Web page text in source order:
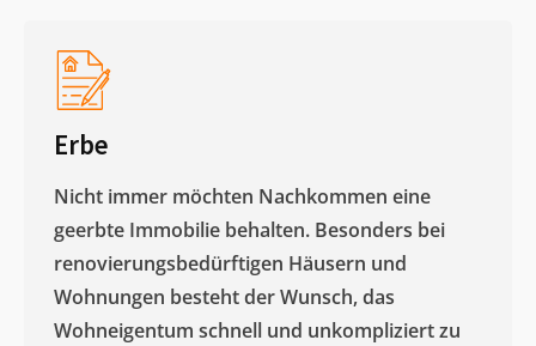
Erbe
Nicht immer möchten Nachkommen eine
geerbte Immobilie behalten. Besonders bei
renovierungsbedürftigen Häusern und
Wohnungen besteht der Wunsch, das
Wohneigentum schnell und unkompliziert zu